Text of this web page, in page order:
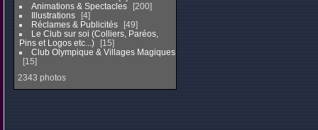
Animations & Spectacles
200
Illustrations
4
Réclames & Publicités
49
Le Club sur soi (Colliers, Paréos,
Pins et Logos etc...)
15
Club Olympique & Villages Magiques
15
2343 photos